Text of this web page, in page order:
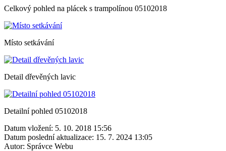
Celkový pohled na plácek s trampolínou 05102018
Místo setkávání
Detail dřevěných lavic
Detailní pohled 05102018
Datum vložení: 5. 10. 2018 15:56
Datum poslední aktualizace: 15. 7. 2024 13:05
Autor: Správce Webu